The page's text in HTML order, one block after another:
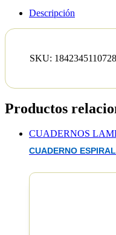
Descripción
SKU: 1842345110728
Productos
CUADERNOS
CUADERNO